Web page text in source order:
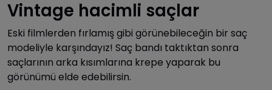
Vintage hacimli saçlar
Eski filmlerden fırlamış gibi görünebileceğin bir saç
modeliyle karşındayız! Saç bandı taktıktan sonra
saçlarının arka kısımlarına krepe yaparak bu
görünümü elde edebilirsin.